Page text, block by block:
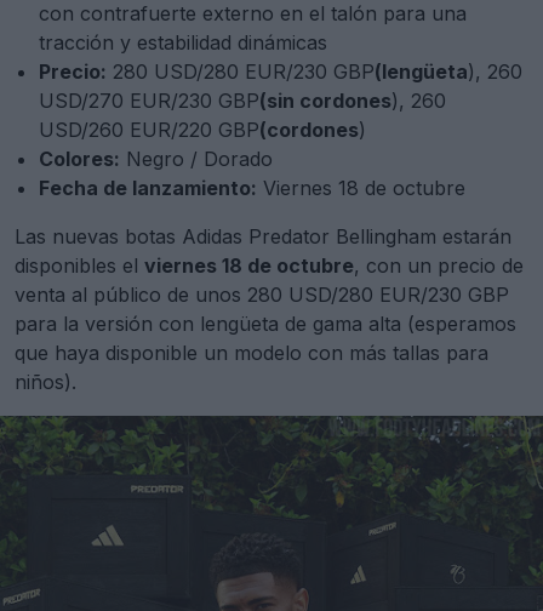
con contrafuerte externo en el talón para una
tracción y estabilidad dinámicas
Precio: 280 USD/280 EUR/230 GBP(lengüeta), 260
USD/270 EUR/230 GBP(sin cordones), 260
USD/260 EUR/220 GBP(cordones)
Colores: Negro / Dorado
Fecha de lanzamiento: Viernes 18 de octubre
Las nuevas botas Adidas Predator Bellingham estarán
disponibles el viernes 18 de octubre, con un precio de
venta al público de unos 280 USD/280 EUR/230 GBP
para la versión con lengüeta de gama alta (esperamos
que haya disponible un modelo con más tallas para
niños).